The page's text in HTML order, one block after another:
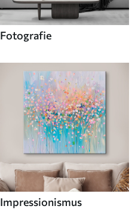
Fotografie
Impressionismus